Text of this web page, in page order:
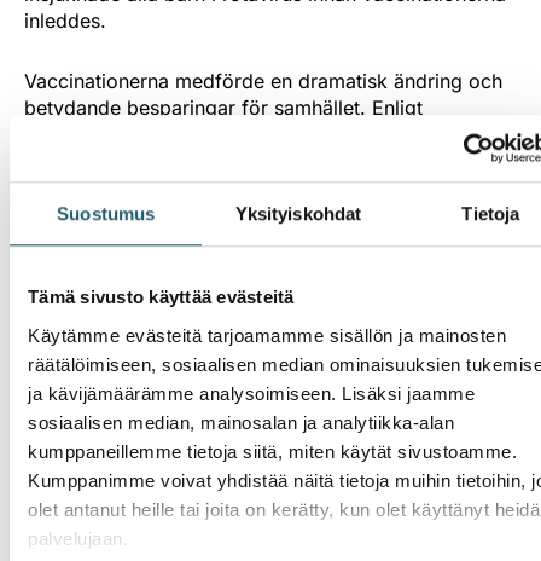
Suostumus Yksityiskohdat Tietoja
Tämä sivusto käyttää evästeitä
Käytämme evästeitä tarjoamamme sisällön ja mainosten
räätälöimiseen, sosiaalisen median ominaisuuksien
ja kävijämäärämme analysoimiseen. Lisäksi jaamme
sosiaalisen median, mainosalan ja analytiikka-alan
kumppaneillemme tietoja siitä, miten käytät sivustoamme.
Kumppanimme voivat yhdistää näitä tietoja muihin tietoihin,
olet antanut heille tai joita on kerätty, kun olet käyttänyt
palvelujaan.
inleddes.
Vaccinationerna medförde en dramatisk ändring och
betydande besparingar för samhället. Enligt
kostnaderna inom specialsjukvården minskat med 4,5
miljoner euro per år.
9 procent av barnen inte får vaccinet. Barn som inte
har vaccinerats insjuknar vanligtvis i 3–5 års åldern.
Källor:
HS(på finska)
YLE(på finska)
ScienceDirect(på engelska)